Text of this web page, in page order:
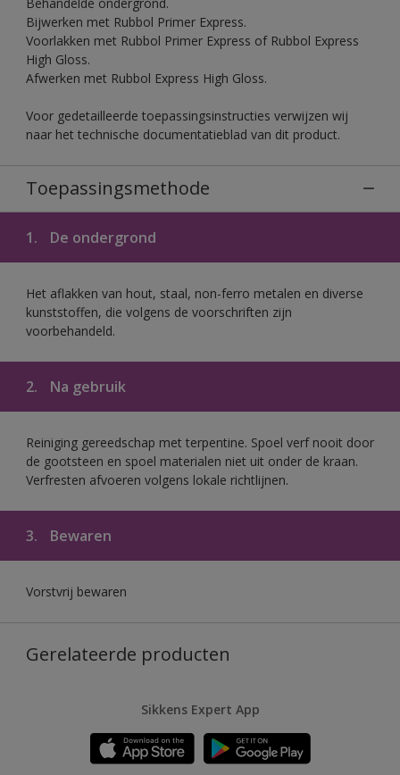
Bijwerken met Rubbol Primer Express.
Voorlakken met Rubbol Primer Express of Rubbol Express
High Gloss.
Afwerken met Rubbol Express High Gloss.
Voor gedetailleerde toepassingsinstructies verwijzen wij
naar het technische documentatieblad van dit product.
Toepassingsmethode
1. De ondergrond
Het aflakken van hout, staal, non-ferro metalen en diverse
kunststoffen, die volgens de voorschriften zijn
voorbehandeld.
2. Na gebruik
Reiniging gereedschap met terpentine. Spoel verf nooit door
de gootsteen en spoel materialen niet uit onder de kraan.
Verfresten afvoeren volgens lokale richtlijnen.
3. Bewaren
Vorstvrij bewaren
Gerelateerde producten
Sikkens Expert App